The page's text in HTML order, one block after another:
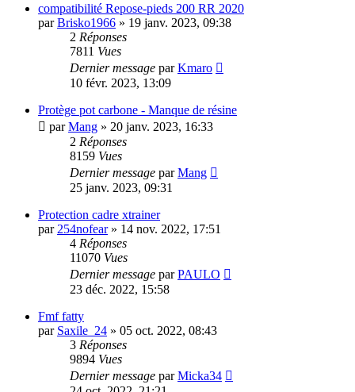
compatibilité Repose-pieds 200 RR 2020
parBrisko1966 » 19 janv. 2023, 09:38
2 Réponses
7811 Vues
Dernier message parKmaro
10 févr. 2023, 13:09
Protège pot carbone - Manque de résine
parMang » 20 janv. 2023, 16:33
2 Réponses
8159 Vues
Dernier message parMang
25 janv. 2023, 09:31
Protection cadre xtrainer
par 254nofear» 14 nov. 2022, 17:51
4 Réponses
11070 Vues
Dernier message parPAULO
23 déc. 2022, 15:58
Fmf fatty
par Saxile_24 » 05 oct. 2022, 08:43
3 Réponses
9894 Vues
Dernier message parMicka34